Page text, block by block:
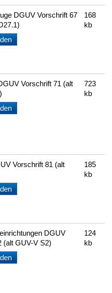
DGUV Vorschrift 67
168
kb
Vorschrift 71 (alt
723
kb
Vorschrift 81 (alt
185
kb
DGUV
(alt GUV-V S2)
124
kb